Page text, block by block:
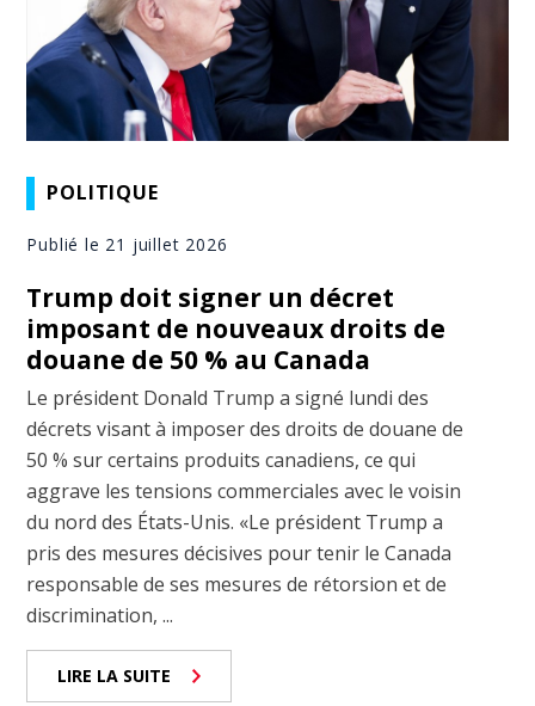
POLITIQUE
Publié le 21 juillet 2026
Trump doit signer un décret
imposant de nouveaux droits de
douane de 50 % au Canada
Le président Donald Trump a signé lundi des
décrets visant à imposer des droits de douane de
50 % sur certains produits canadiens, ce qui
aggrave les tensions commerciales avec le voisin
du nord des États-Unis. «Le président Trump a
pris des mesures décisives pour tenir le Canada
responsable de ses mesures de rétorsion et de
discrimination, ...
LIRE LA SUITE